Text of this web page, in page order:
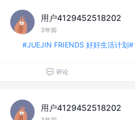
用户4129452518202
3年前
#JUEJIN FRIENDS 好好生活计划#
评论
用户4129452518202